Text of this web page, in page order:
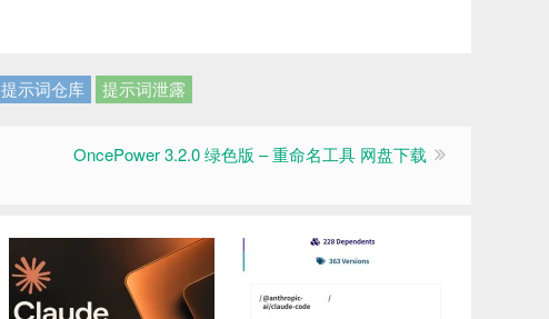
提示词仓库 提示词泄露
OncePower 3.2.0 绿色版 – 重命名工具 网盘下载